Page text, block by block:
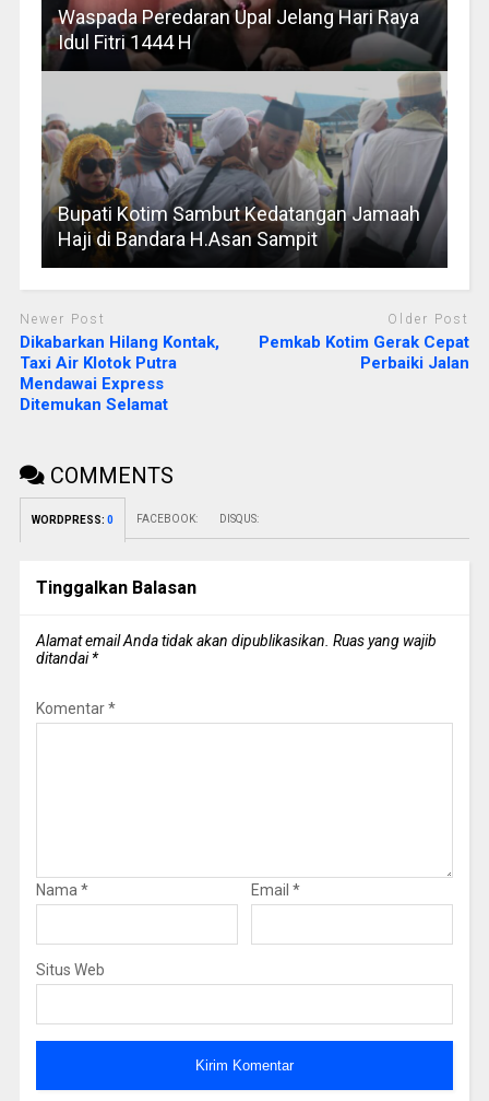
Waspada Peredaran Upal Jelang Hari Raya
Idul Fitri 1444 H
Bupati Kotim Sambut Kedatangan Jamaah
Haji di Bandara H.Asan Sampit
Newer Post
Dikabarkan Hilang Kontak,
Taxi Air Klotok Putra
Mendawai Express
Ditemukan Selamat
Older Post
Pemkab Kotim Gerak Cepat
Perbaiki Jalan
COMMENTS
WORDPRESS: 0 FACEBOOK: DISQUS:
Tinggalkan Balasan
Alamat email Anda tidak akan dipublikasikan. Ruas yang wajib
ditandai*
Komentar*
Nama * Email *
Situs Web